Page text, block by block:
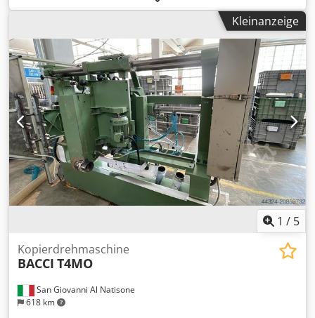
Schleiftisch- Programm. Er ist zertifiziert nach GS-HO-11
und traegt das Siegel „Holzstaubgeprueft nach BGI 739-1"
IHRE VORTEILE Zugaenglich von 4 Seiten Mit bis zu 150kg
belastbar Manuelle, werkzeuglose Hoehenverstellung mit
Skalierung Abgesetzte Laengsseiten zum Kantenschleifen
Werkstueckschonender Buchenholzrost (abnehmbar)
Trichterfoermige Luftfuehrung zum Absaugstutzen
TECHNISCHE DATEN AST 1.5 BASIC Ansaugstutzen 140 /
160mm Benoetigte Absaugleistung 1.500m³/h Unterdruck
am Stutzen bei 22 m/s 1.000Pa bei DN140mm 700Pa bei
DN160mm Arbeitshoehe einstellbar von 735-1.015mm
Arbeitsflaeche (BxL) 946x1.500mm Masse (BxL)
1.000x1.600mm Dksdpfx Aisdqzhbeasr Gewicht ca. 73 kg
Kleinanzeige
1 / 5
San Giovanni Al Natisone
618 km
Kopierdrehmaschine
BACCI T4MO